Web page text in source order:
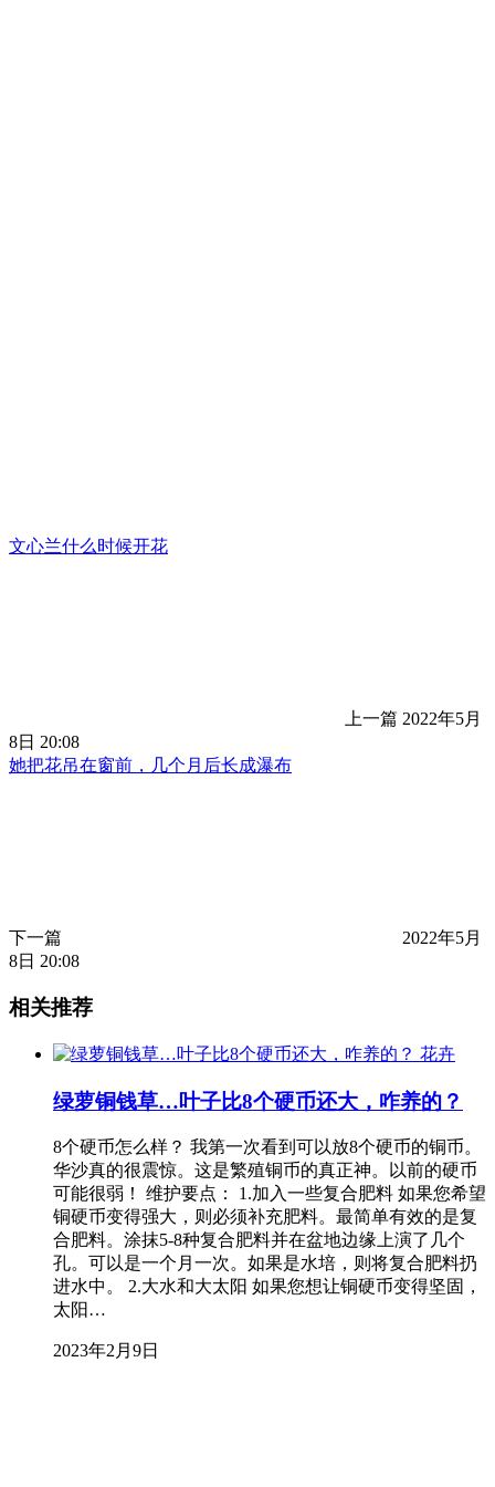
文心兰什么时候开花
上一篇 2022年5月
8日 20:08
她把花吊在窗前，几个月后长成瀑布
下一篇
2022年5月
8日 20:08
相关推荐
花卉
绿萝铜钱草…叶子比8个硬币还大，咋养的？
8个硬币怎么样？ 我第一次看到可以放8个硬币的铜币。
华沙真的很震惊。这是繁殖铜币的真正神。以前的硬币
可能很弱！ 维护要点： 1.加入一些复合肥料 如果您希望
铜硬币变得强大，则必须补充肥料。最简单有效的是复
合肥料。涂抹5-8种复合肥料并在盆地边缘上演了几个
孔。可以是一个月一次。如果是水培，则将复合肥料扔
进水中。 2.大水和大太阳 如果您想让铜硬币变得坚固，
太阳…
2023年2月9日